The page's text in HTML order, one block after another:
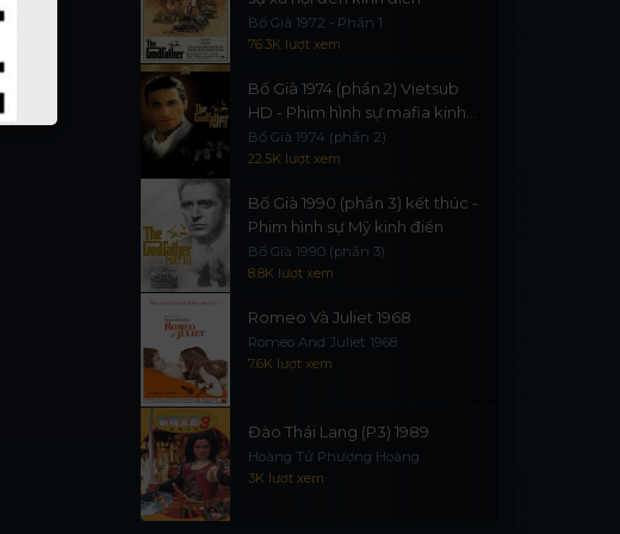
Bố Già 1972 - Phần 1
76.3K lượt xem
Bố Già 1974 (phần 2) Vietsub
HD - Phim hình sự mafia kinh
điển
Bố Già 1974 (phần 2)
22.5K lượt xem
Bố Già 1990 (phần 3) kết thúc -
Phim hình sự Mỹ kinh điển
Bố Già 1990 (phần 3)
8.8K lượt xem
Romeo Và Juliet 1968
Romeo And Juliet 1968
7.6K lượt xem
Đào Thái Lang (P3) 1989
Hoàng Tử Phượng Hoàng
3K lượt xem